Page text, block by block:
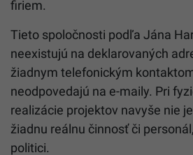
Prípad portálu Slovensko.sk však
zlyhaním, ktoré opozícia
závažná výčitka smeruje k
určených na digitálnu
zistení opozičných poslancov
vedením schválil takmer 60
európskych štrukturálnych
vykazujú jasné znaky